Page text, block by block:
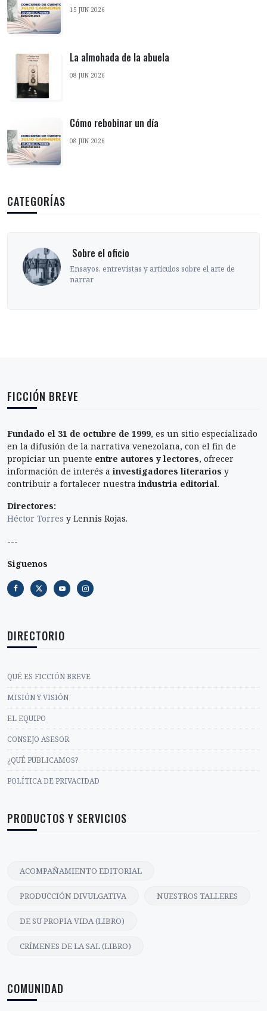
15 JUN 2026
La almohada de la abuela
08 JUN 2026
Cómo rebobinar un día
08 JUN 2026
CATEGORÍAS
‎ Sobre el oficio
Ensayos, entrevistas y artículos sobre el arte de
narrar
FICCIÓN BREVE
Fundado el 31 de octubre de 1999, es un sitio especializado
en la difusión de la narrativa venezolana, con el fin de
propiciar un puente entre autores y lectores, ofrecer
información de interés ainvestigadores literarios y
contribuir a fortalecer nuestraindustria editorial.
Directores:
Héctor Torres y Lennis Rojas.
---
Siguenos
DIRECTORIO
QUÉ ES FICCIÓN BREVE
MISIÓN Y VISIÓN
EL EQUIPO
CONSEJO ASESOR
¿QUÉ PUBLICAMOS?
POLÍTICA DE PRIVACIDAD
PRODUCTOS Y SERVICIOS
ACOMPAÑAMIENTO EDITORIAL
PRODUCCIÓN DIVULGATIVA NUESTROS TALLERES
DE SU PROPIA VIDA (LIBRO)
CRÍMENES DE LA SAL (LIBRO)
COMUNIDAD